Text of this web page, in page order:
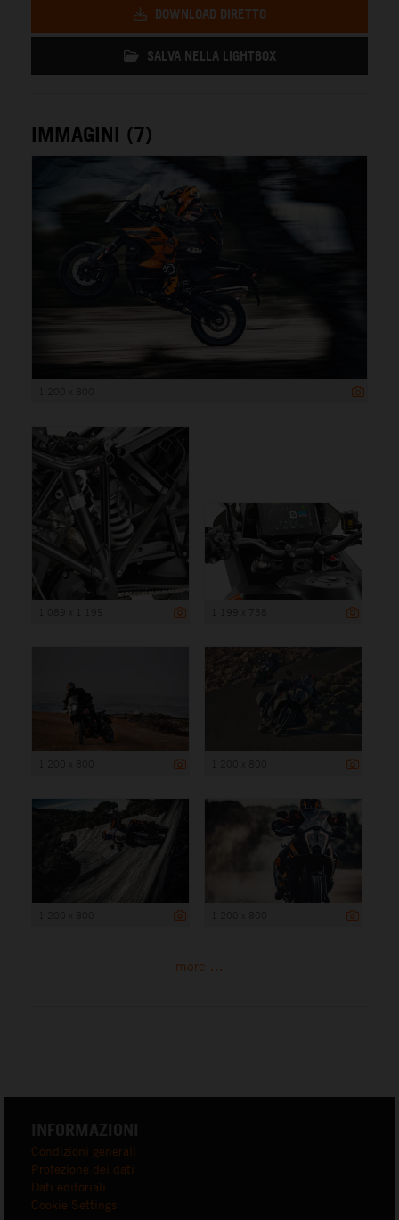
DOWNLOAD DIRETTO
SALVA NELLA LIGHTBOX
IMMAGINI (7)
more ...
INFORMAZIONI
Condizioni generali
Protezione dei dati
Dati editoriali
Cookie Settings